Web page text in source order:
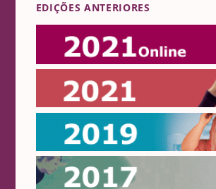
EDIÇÕES ANTERIORES